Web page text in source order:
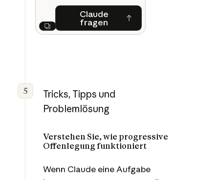
Next
Claude
fragenClaude fragen
5
Tricks, Tipps und
Problemlösung
Verstehen Sie, wie progressive
Offenlegung funktioniert
Wenn Claude eine Aufgabe